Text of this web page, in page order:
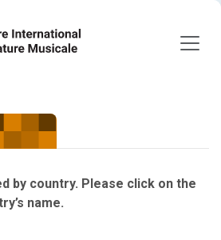
by country. Please click on the
name.